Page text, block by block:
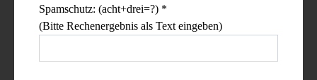
Spamschutz: (acht+drei=?) *
(Bitte Rechenergebnis als Text eingeben)